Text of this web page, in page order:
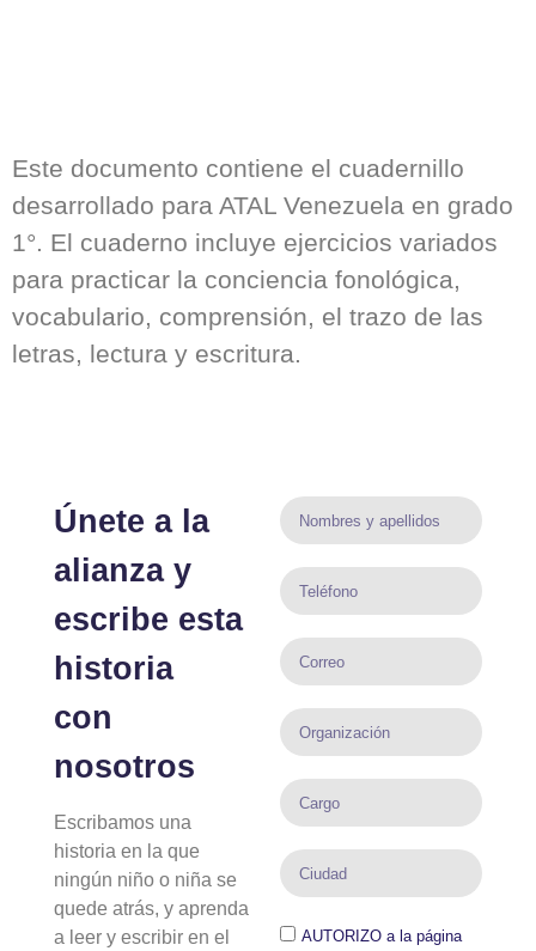
Este documento contiene el cuadernillo
desarrollado para ATAL Venezuela en grado
1°. El cuaderno incluye ejercicios variados
para practicar la conciencia fonológica,
vocabulario, comprensión, el trazo de las
letras, lectura y escritura.
Únete a la
alianza y
escribe esta
historia
con
nosotros
Escribamos una
historia en la que
ningún niño o niña se
quede atrás, y aprenda
a leer y escribir en el
AUTORIZO a la página